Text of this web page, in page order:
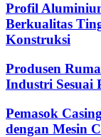
Profil
Berkualitas
Konstruksi
Produsen
Industri Sesuai
Pemasok
dengan Mesin